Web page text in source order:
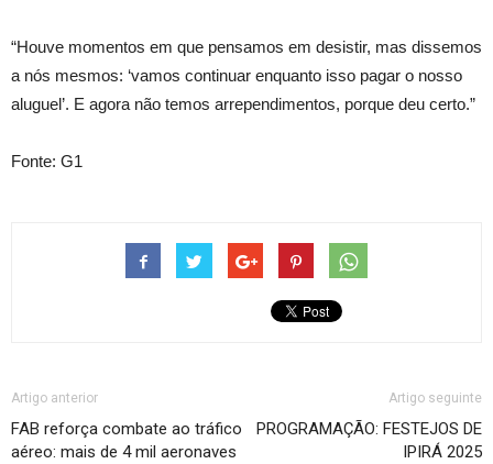
“Houve momentos em que pensamos em desistir, mas dissemos
a nós mesmos: ‘vamos continuar enquanto isso pagar o nosso
aluguel’. E agora não temos arrependimentos, porque deu certo.”
Fonte: G1
Artigo anterior
FAB reforça combate ao tráfico
aéreo: mais de 4 mil aeronaves
Artigo seguinte
PROGRAMAÇÃO: FESTEJOS DE
IPIRÁ 2025